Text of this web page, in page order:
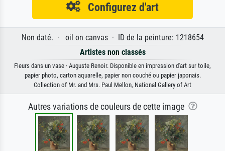
Configurez d'art
Non daté. · oil on canvas · ID de la peinture: 1218654
Artistes non classés
Fleurs dans un vase · Auguste Renoir. Disponible en impression d'art sur toile,
papier photo, carton aquarelle, papier non couché ou papier japonais.
Collection of Mr. and Mrs. Paul Mellon, National Gallery of Art
Autres variations de couleurs de cette image